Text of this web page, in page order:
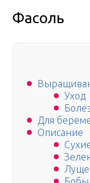
Фасоль
Уход
Для
Описание